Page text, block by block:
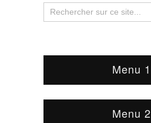
Menu 1
Menu 2